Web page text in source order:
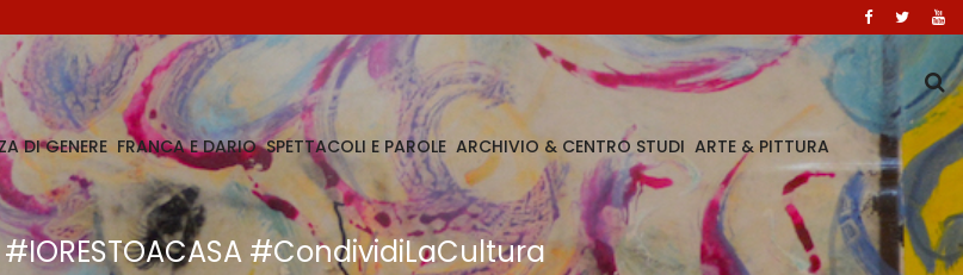
DI GENERE FRANCA E DARIO SPETTACOLI E PAROLE ARCHIVIO & CENTRO STUDI ARTE & PITTURA
#CondividiLaCultura